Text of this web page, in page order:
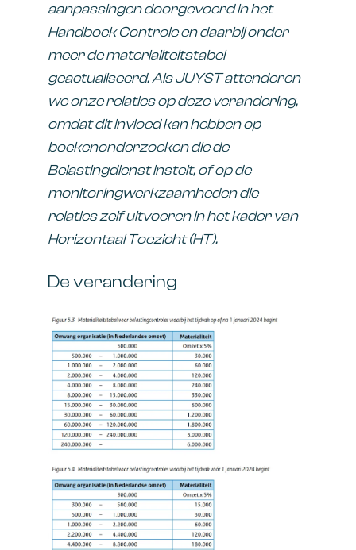
aanpassingen doorgevoerd in het
Handboek Controle en daarbij onder
meer de materialiteitstabel
geactualiseerd. Als JUYST attenderen
we onze relaties op deze verandering,
omdat dit invloed kan hebben op
boekenonderzoeken die de
Belastingdienst instelt, of op de
monitoringwerkzaamheden die
relaties zelf uitvoeren in het kader van
Horizontaal Toezicht (HT).
De verandering